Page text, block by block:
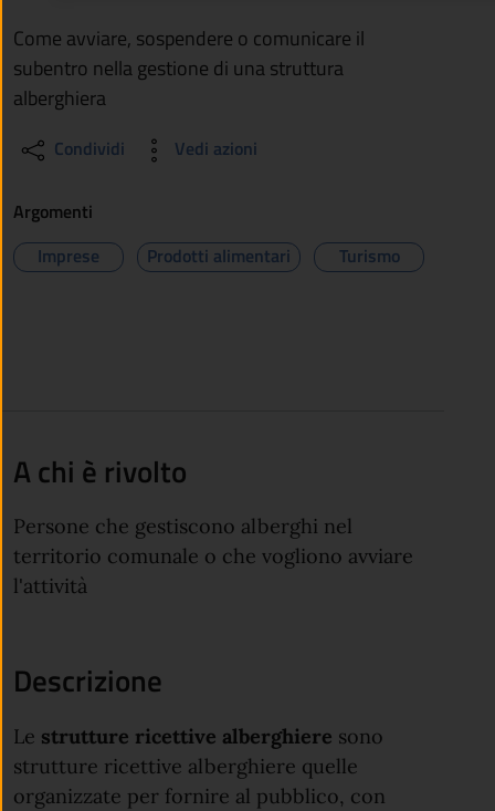
Come avviare, sospendere o comunicare il
subentro nella gestione di una struttura
alberghiera
Condividi Vedi azioni
Argomenti
Imprese
Prodotti alimentari Turismo
A chi è rivolto
Persone che gestiscono alberghi nel
territorio comunale o che vogliono avviare
l'attività
Descrizione
Le strutture ricettive alberghiere sono
strutture ricettive alberghiere quelle
organizzate per fornire al pubblico, con